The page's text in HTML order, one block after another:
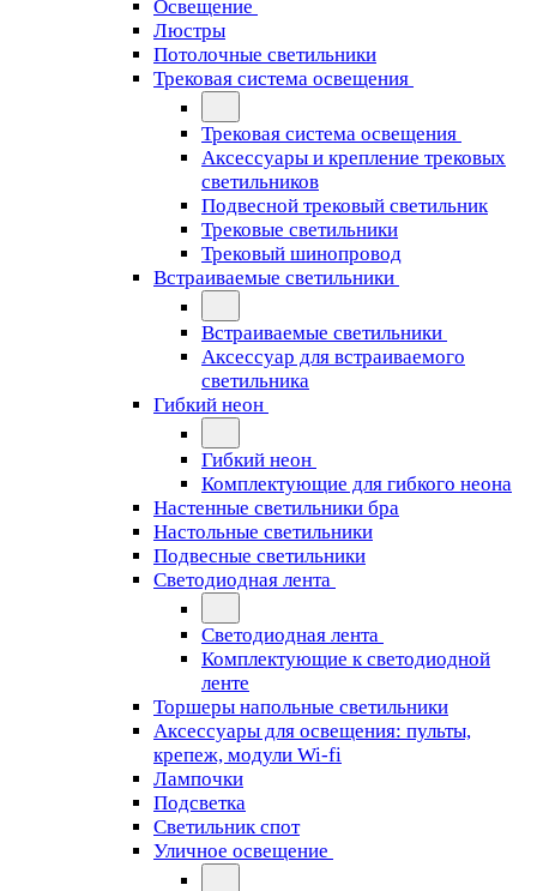
Освещение
Люстры
Потолочные светильники
Трековая система освещения
Трековая система освещения
Аксессуары и крепление трековых
светильников
Подвесной трековый светильник
Трековые светильники
Трековый шинопровод
Встраиваемые светильники
Встраиваемые светильники
Аксессуар для встраиваемого
светильника
Гибкий неон
Гибкий неон
Комплектующие для гибкого неона
Настенные светильники бра
Настольные светильники
Подвесные светильники
Светодиодная лента
Светодиодная лента
Комплектующие к светодиодной
ленте
Торшеры напольные светильники
Аксессуары для освещения: пульты,
крепеж, модули Wi-fi
Лампочки
Подсветка
Светильник спот
Уличное освещение